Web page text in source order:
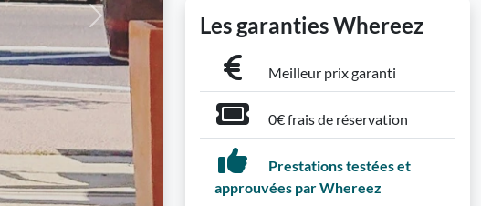
Next Les garanties Whereez
Meilleur prix garanti
0€ frais de réservation
Prestations testées et
approuvées par Whereez